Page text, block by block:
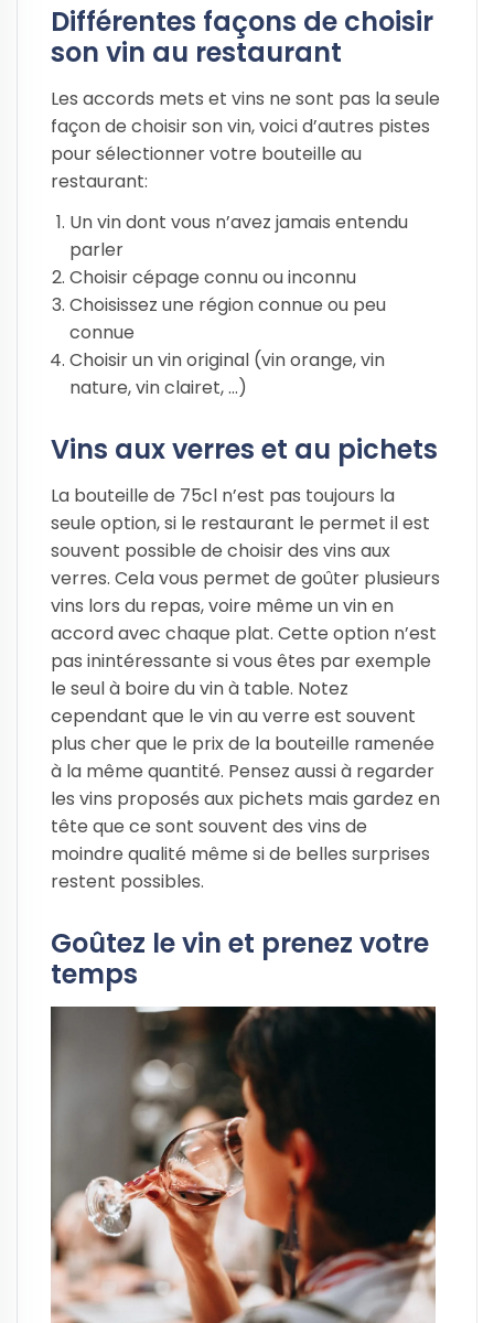
Différentes façons de choisir
son vin au restaurant
Les accords mets et vins ne sont pas la seule
façon de choisir son vin, voici d’autres pistes
pour sélectionner votre bouteille au
restaurant:
Un vin dont vous n’avez jamais entendu
parler
Choisir cépage connu ou inconnu
Choisissez une région connue ou peu
connue
Choisir un vin original (vin orange, vin
nature, vin clairet, …)
Vins aux verres et au pichets
La bouteille de 75cl n’est pas toujours la
seule option, si le restaurant le permet il est
souvent possible de choisir des vins aux
verres. Cela vous permet de goûter plusieurs
vins lors du repas, voire même un vin en
accord avec chaque plat. Cette option n’est
pas inintéressante si vous êtes par exemple
le seul à boire du vin à table. Notez
cependant que le vin au verre est souvent
plus cher que le prix de la bouteille ramenée
à la même quantité. Pensez aussi à regarder
les vins proposés aux pichets mais gardez en
tête que ce sont souvent des vins de
moindre qualité même si de belles surprises
restent possibles.
Goûtez le vin et prenez votre
temps